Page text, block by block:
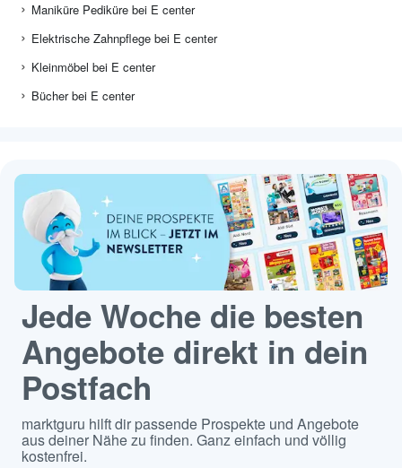
Maniküre Pediküre bei E center
Elektrische Zahnpflege bei E center
Kleinmöbel bei E center
Bücher bei E center
Jede Woche die besten
Angebote direkt in dein
Postfach
marktguru hilft dir passende Prospekte und Angebote
aus deiner Nähe zu finden. Ganz einfach und völlig
kostenfrei.